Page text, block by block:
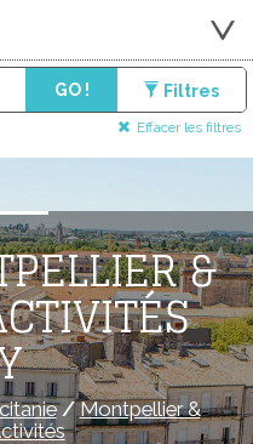
GO ! Filtres
Effacer les filtres
&
/Montpellier &